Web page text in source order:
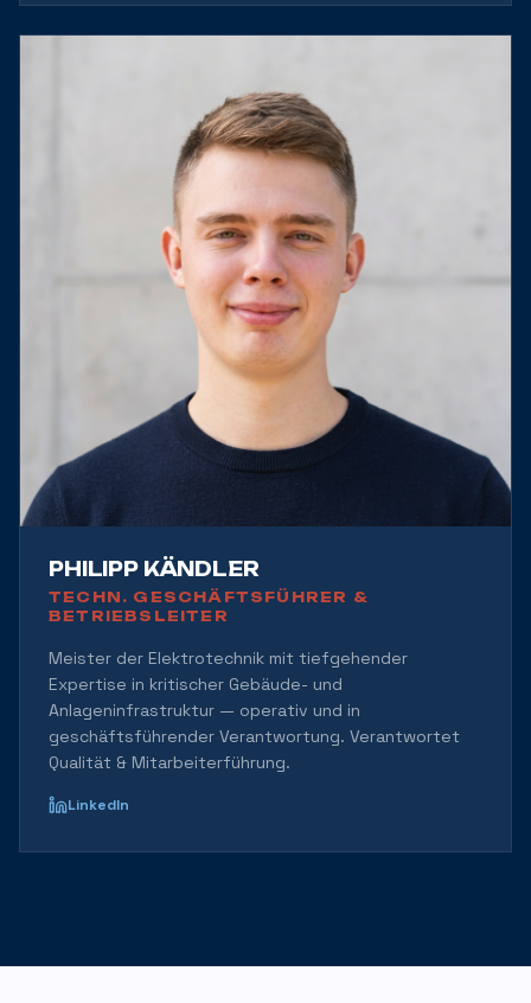
PHILIPP KÄNDLER
TECHN. GESCHÄFTSFÜHRER &
BETRIEBSLEITER
Meister der Elektrotechnik mit tiefgehender
Expertise in kritischer Gebäude- und
Anlageninfrastruktur — operativ und in
geschäftsführender Verantwortung. Verantwortet
Qualität & Mitarbeiterführung.
LinkedIn